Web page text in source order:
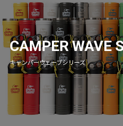
CAMPER WAVE
キャンパーウェーブシリーズ